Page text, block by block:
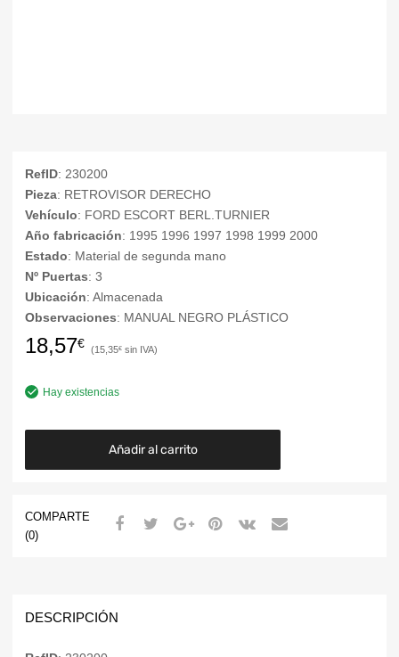
RefID: 230200
Pieza: RETROVISOR DERECHO
Vehículo: FORD ESCORT BERL.TURNIER
Año fabricación: 1995 1996 1997 1998 1999 2000
Estado: Material de segunda mano
Nº Puertas: 3
Ubicación: Almacenada
Observaciones: MANUAL NEGRO PLÁSTICO
18,57€ 15,35€
Hay existencias
Añadir al carrito
COMPARTE
(0)
DESCRIPCIÓN